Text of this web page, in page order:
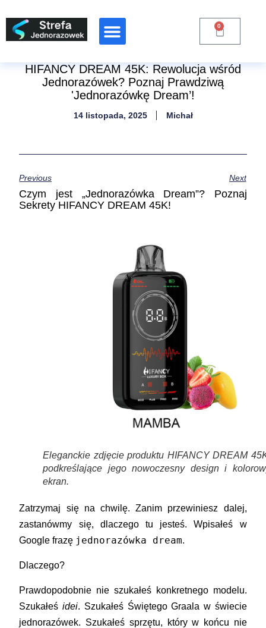
0
HIFANCY DREAM 45K: Rewolucja wśród
Jednorazówek? Poznaj Prawdziwą
'Jednorazówkę Dream’!
14 listopada, 2025 Michał
Previous Next
Czym jest „Jednorazówka Dream”? Poznaj
Sekrety HIFANCY DREAM 45K!
Eleganckie zdjęcie produktu HIFANCY DREAM
podkreślające jego nowoczesny design i
ekran.
Zatrzymaj się na chwilę. Zanim przewiniesz dalej,
zastanówmy się, dlaczego tu jesteś. Wpisałeś w
Google frazę jednorazówka dream.
Dlaczego?
Prawdopodobnie nie szukałeś konkretnego modelu.
Szukałeśidei. Szukałeś Świętego Graala w świecie
jednorazówek. Szukałeś sprzętu, który w końcu nie